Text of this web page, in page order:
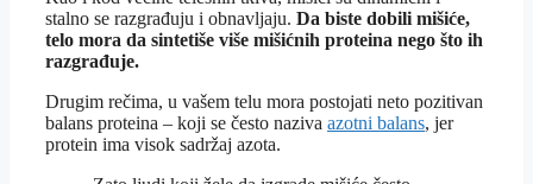
stalno se razgrađuju i obnavljaju. Da biste dobili mišiće,
telo mora da sintetiše više mišićnih proteina nego što ih
razgrađuje.
Drugim rečima, u vašem telu mora postojati neto pozitivan
balans proteina – koji se često naziva azotni balans, jer
protein ima visok sadržaj azota.